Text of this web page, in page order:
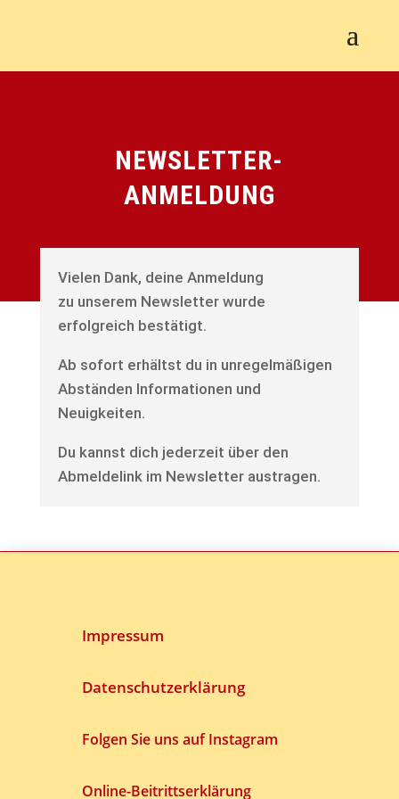
NEWSLETTER-
ANMELDUNG
Vielen Dank, deine Anmeldung
zu unserem Newsletter wurde
erfolgreich bestätigt.
Ab sofort erhältst du in unregelmäßigen
Abständen Informationen und
Neuigkeiten.
Du kannst dich jederzeit über den
Abmeldelink im Newsletter austragen.
Impressum
Datenschutzerklärung
Folgen Sie uns auf Instagram
Online-Beitrittserklärung